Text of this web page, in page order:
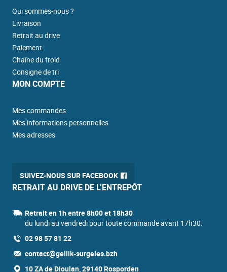
Qui sommes-nous ?
Livraison
Retrait au drive
Paiement
Chaîne du froid
Consigne de tri
MON COMPTE
Mes commandes
Mes informations personnelles
Mes adresses
SUIVEZ-NOUS SUR FACEBOOK
RETRAIT AU DRIVE DE L’ENTREPÔT
Retrait en 1h entre 8h00 et 18h30
du lundi au vendredi pour toute commande avant 17h30.
02 98 57 81 22
contact@gellik-surgeles.bzh
10 ZA de Dioulan, 29140 Rosporden